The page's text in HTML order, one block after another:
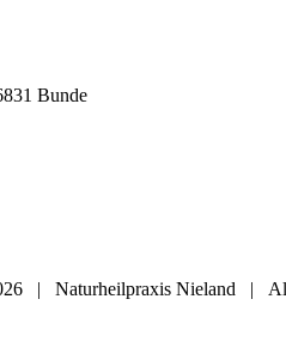
Bunde
| Naturheilpraxis Nieland |